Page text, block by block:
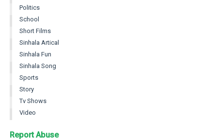
Politics
School
Short Films
Sinhala Artical
Sinhala Fun
Sinhala Song
Sports
Story
Tv Shows
Video
Report Abuse